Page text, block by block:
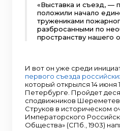
«Выставка и съезд, —
положили начало
тружениками
разбросанными по
пространству нашего
И вот он уже среди
первого съезда
который открылся 14 июня
Петербурге. Пройдет
сподвижников
Струков в историческом
Императорского
Общества» (СПб., 1903)